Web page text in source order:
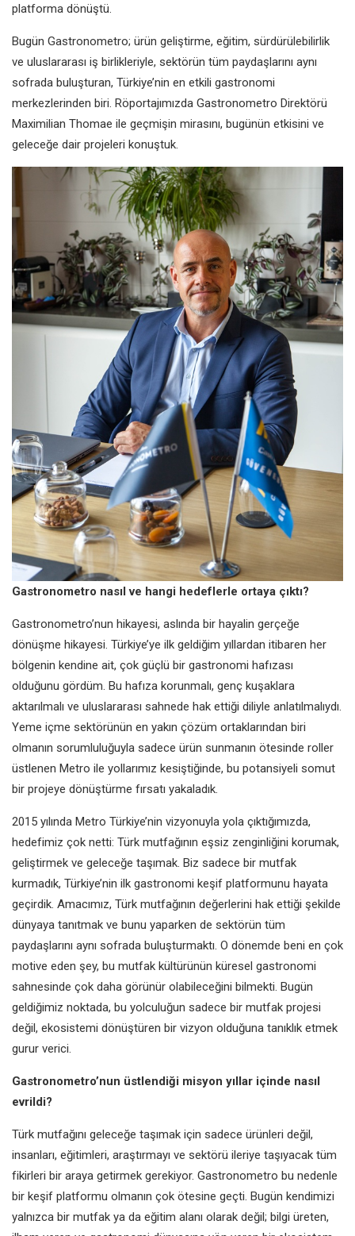
platforma dönüştü.
Bugün Gastronometro; ürün geliştirme, eğitim, sürdürülebilirlik
ve uluslararası iş birlikleriyle, sektörün tüm paydaşlarını aynı
sofrada buluşturan, Türkiye’nin en etkili gastronomi
merkezlerinden biri. Röportajımızda Gastronometro Direktörü
Maximilian Thomae ile geçmişin mirasını, bugünün etkisini ve
geleceğe dair projeleri konuştuk.
Gastronometro nasıl ve hangi hedeflerle ortaya çıktı?
Gastronometro’nun hikayesi, aslında bir hayalin gerçeğe
dönüşme hikayesi. Türkiye’ye ilk geldiğim yıllardan itibaren her
bölgenin kendine ait, çok güçlü bir gastronomi hafızası
olduğunu gördüm. Bu hafıza korunmalı, genç kuşaklara
aktarılmalı ve uluslararası sahnede hak ettiği diliyle anlatılmalıydı.
Yeme içme sektörünün en yakın çözüm ortaklarından biri
olmanın sorumluluğuyla sadece ürün sunmanın ötesinde roller
üstlenen Metro ile yollarımız kesiştiğinde, bu potansiyeli somut
bir projeye dönüştürme fırsatı yakaladık.
2015 yılında Metro Türkiye’nin vizyonuyla yola çıktığımızda,
hedefimiz çok netti: Türk mutfağının eşsiz zenginliğini korumak,
geliştirmek ve geleceğe taşımak. Biz sadece bir mutfak
kurmadık, Türkiye’nin ilk gastronomi keşif platformunu hayata
geçirdik. Amacımız, Türk mutfağının değerlerini hak ettiği şekilde
dünyaya tanıtmak ve bunu yaparken de sektörün tüm
paydaşlarını aynı sofrada buluşturmaktı. O dönemde beni en çok
motive eden şey, bu mutfak kültürünün küresel gastronomi
sahnesinde çok daha görünür olabileceğini bilmekti. Bugün
geldiğimiz noktada, bu yolculuğun sadece bir mutfak projesi
değil, ekosistemi dönüştüren bir vizyon olduğuna tanıklık etmek
gurur verici.
Gastronometro’nun üstlendiği misyon yıllar içinde nasıl
evrildi?
Türk mutfağını geleceğe taşımak için sadece ürünleri değil,
insanları, eğitimleri, araştırmayı ve sektörü ileriye taşıyacak tüm
fikirleri bir araya getirmek gerekiyor. Gastronometro bu nedenle
bir keşif platformu olmanın çok ötesine geçti. Bugün kendimizi
yalnızca bir mutfak ya da eğitim alanı olarak değil; bilgi üreten,